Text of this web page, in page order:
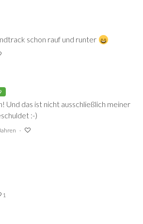
schon rauf und runter
Und das ist nicht ausschließlich meiner
:-)
1